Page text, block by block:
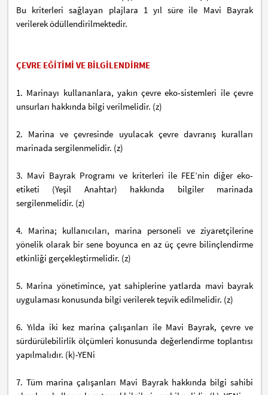
Bu kriterleri sağlayan plajlara 1 yıl süre ile Mavi Bayrak
verilerek ödüllendirilmektedir.
ÇEVRE EĞİTİMİ VE BİLGİLENDİRME
1. Marinayı kullananlara, yakın çevre eko-sistemleri ile çevre
unsurları hakkında bilgi verilmelidir. (z)
2. Marina ve çevresinde uyulacak çevre davranış kuralları
marinada sergilenmelidir. (z)
3. Mavi Bayrak Programı ve kriterleri ile FEE’nin diğer eko-
etiketi (Yeşil Anahtar) hakkında bilgiler marinada
sergilenmelidir. (z)
4. Marina; kullanıcıları, marina personeli ve ziyaretçilerine
yönelik olarak bir sene boyunca en az üç çevre bilinçlendirme
etkinliği gerçekleştirmelidir. (z)
5. Marina yönetimince, yat sahiplerine yatlarda mavi bayrak
uygulaması konusunda bilgi verilerek teşvik edilmelidir. (z)
6. Yılda iki kez marina çalışanları ile Mavi Bayrak, çevre ve
sürdürülebilirlik ölçümleri konusunda değerlendirme toplantısı
yapılmalıdır. (k)-YENi
7. Tüm marina çalışanları Mavi Bayrak hakkında bilgi sahibi